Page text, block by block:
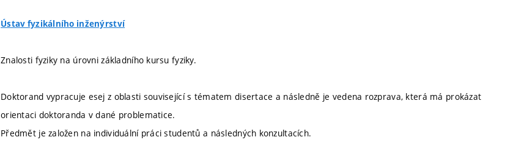
Ústav fyzikálního inženýrství
Znalosti fyziky na úrovni základního kursu fyziky.
Doktorand vypracuje esej z oblasti související s tématem disertace a následně je vedena rozprava, která má prokázat
orientaci doktoranda v dané problematice.
Předmět je založen na individuální práci studentů a následných konzultacích.